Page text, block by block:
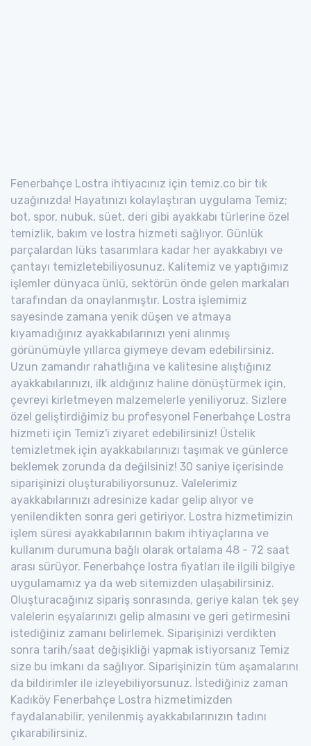
Fenerbahçe Lostra ihtiyacınız için temiz.co bir tık
uzağınızda! Hayatınızı kolaylaştıran uygulama Temiz;
bot, spor, nubuk, süet, deri gibi ayakkabı türlerine özel
temizlik, bakım ve lostra hizmeti sağlıyor. Günlük
parçalardan lüks tasarımlara kadar her ayakkabıyı ve
çantayı temizletebiliyosunuz. Kalitemiz ve yaptığımız
işlemler dünyaca ünlü, sektörün önde gelen markaları
tarafından da onaylanmıştır. Lostra işlemimiz
sayesinde zamana yenik düşen ve atmaya
kıyamadığınız ayakkabılarınızı yeni alınmış
görünümüyle yıllarca giymeye devam edebilirsiniz.
Uzun zamandır rahatlığına ve kalitesine alıştığınız
ayakkabılarınızı, ilk aldığınız haline dönüştürmek için,
çevreyi kirletmeyen malzemelerle yeniliyoruz. Sizlere
özel geliştirdiğimiz bu profesyonel Fenerbahçe Lostra
hizmeti için Temiz'i ziyaret edebilirsiniz! Üstelik
temizletmek için ayakkabılarınızı taşımak ve günlerce
beklemek zorunda da değilsiniz! 30 saniye içerisinde
siparişinizi oluşturabiliyorsunuz. Valelerimiz
ayakkabılarınızı adresinize kadar gelip alıyor ve
yenilendikten sonra geri getiriyor. Lostra hizmetimizin
işlem süresi ayakkabılarının bakım ihtiyaçlarına ve
kullanım durumuna bağlı olarak ortalama 48 - 72 saat
arası sürüyor. Fenerbahçe lostra fiyatları ile ilgili bilgiye
uygulamamız ya da web sitemizden ulaşabilirsiniz.
Oluşturacağınız sipariş sonrasında, geriye kalan tek şey
valelerin eşyalarınızı gelip almasını ve geri getirmesini
istediğiniz zamanı belirlemek. Siparişinizi verdikten
sonra tarih/saat değişikliği yapmak istiyorsanız Temiz
size bu imkanı da sağlıyor. Siparişinizin tüm aşamalarını
da bildirimler ile izleyebiliyorsunuz. İstediğiniz zaman
Kadıköy Fenerbahçe Lostra hizmetimizden
faydalanabilir, yenilenmiş ayakkabılarınızın tadını
çıkarabilirsiniz.